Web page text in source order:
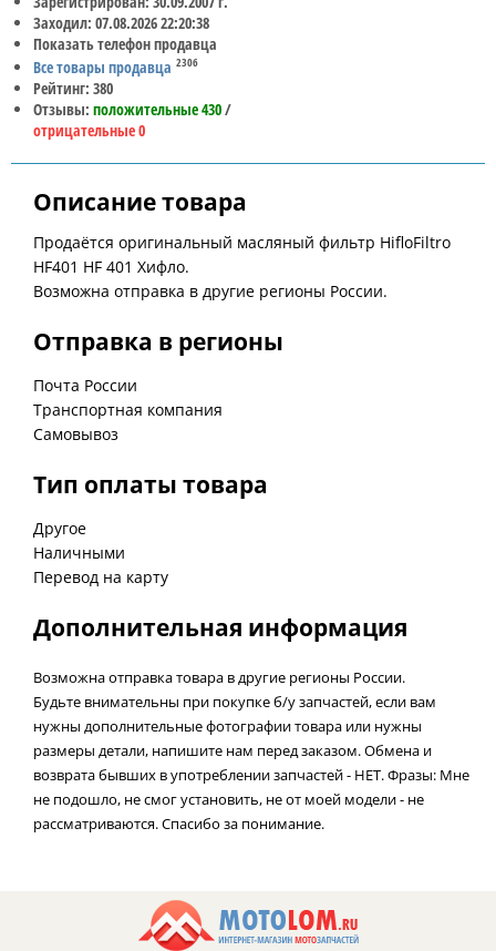
Заходил: 07.08.2026 22:20:38
Показать телефон продавца
Все товары продавца 2306
Рейтинг: 380
Отзывы: положительные 430/
отрицательные 0
Описание товара
Продаётся оригинальный масляный фильтр HifloFiltro
HF401 HF 401 Хифло.
Возможна отправка в другие регионы России.
Отправка в регионы
Почта России
Транспортная компания
Самовывоз
Тип оплаты товара
Другое
Наличными
Перевод на карту
Дополнительная информация
Возможна отправка товара в другие регионы России.
Будьте внимательны при покупке б/у запчастей, если вам
нужны дополнительные фотографии товара или нужны
размеры детали, напишите нам перед заказом. Обмена и
возврата бывших в употреблении запчастей - НЕТ. Фразы: Мне
не подошло, не смог установить, не от моей модели - не
рассматриваются. Спасибо за понимание.